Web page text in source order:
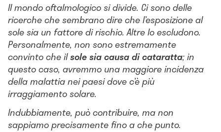
Il mondo oftalmologico si divide. Ci sono delle
ricerche che sembrano dire che l’esposizione al
sole sia un fattore di rischio. Altre lo escludono.
Personalmente, non sono estremamente
convinto che ilsole sia causa di cataratta; in
questo caso, avremmo una maggiore incidenza
della malattia nei paesi dove c’è più
irraggiamento solare.
Indubbiamente, può contribuire, ma non
sappiamo precisamente fino a che punto.